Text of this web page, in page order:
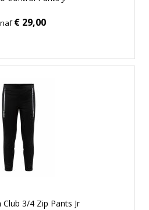
€ 29,00
3/4 Zip Pants Jr